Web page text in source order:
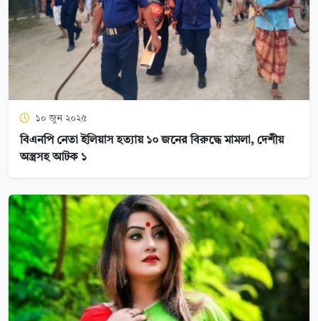
১০ জুন ২০২৫
বিএনপি নেতা ইলিয়াস হত্যায় ১০ জনের বিরুদ্ধে মামলা, দেশীয়
অস্ত্রসহ আটক ১